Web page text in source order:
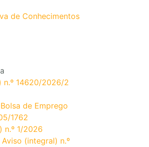
de Conhecimentos
n.º 14620/2026/2
de Emprego
1762
n.º 1/2026
(integral) n.º